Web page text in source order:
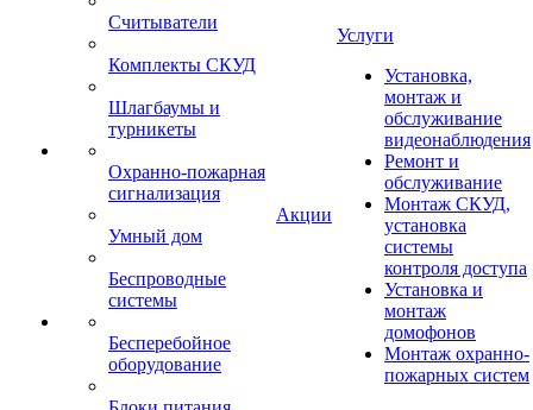
Считыватели
Комплекты СКУД
Шлагбаумы и
турникеты
Охранно-пожарная
сигнализация
Умный дом
Беспроводные
системы
Бесперебойное
оборудование
Акции
Услуги
Установка,
монтаж и
обслуживание
видеонаблюдения
Ремонт и
обслуживание
Монтаж СКУД,
установка
системы
контроля доступа
Установка и
монтаж
домофонов
Монтаж охранно-
пожарных систем